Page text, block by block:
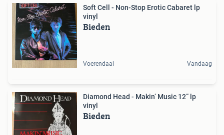
Soft Cell - Non-Stop Erotic Cabaret lp
vinyl
Bieden
Voerendaal Vandaag
Diamond Head - Makin’ Music 12” lp
vinyl
Bieden